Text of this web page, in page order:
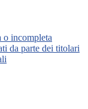
o incompleta
da parte dei titolari